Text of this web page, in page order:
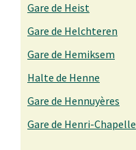
Gare de Heist
Gare de Helchteren
Gare de Hemiksem
Halte de Henne
Gare de Hennuyères
Gare de Henri-Chapelle